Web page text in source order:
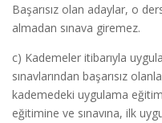
Başarısız olan adaylar, o
almadan sınava giremez.
c) Kademeler itibarıyla
sınavlarından başarısız
kademedeki uygulama
eğitimine ve sınavına, ilk